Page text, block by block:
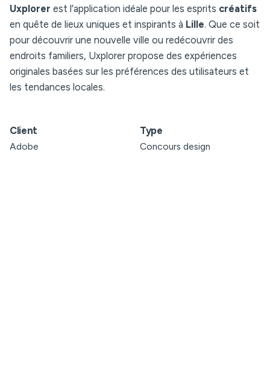
Uxplorer est l’application idéale pour les esprits créatifs
en quête de lieux uniques et inspirants à Lille. Que ce soit
pour découvrir une nouvelle ville ou redécouvrir des
endroits familiers, Uxplorer propose des expériences
originales basées sur les préférences des utilisateurs et
les tendances locales.
Client
Adobe
Type
Concours design